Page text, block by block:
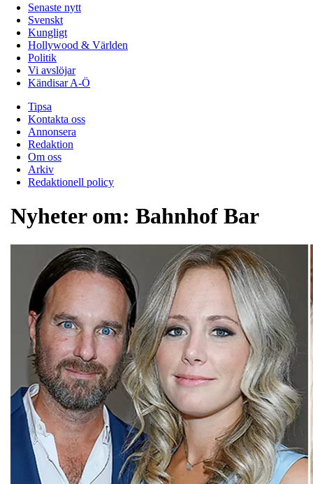
Senaste nytt
Svenskt
Kungligt
Hollywood & Världen
Politik
Vi avslöjar
Kändisar A-Ö
Tipsa
Kontakta oss
Annonsera
Redaktion
Om oss
Arkiv
Redaktionell policy
Nyheter om: Bahnhof Bar